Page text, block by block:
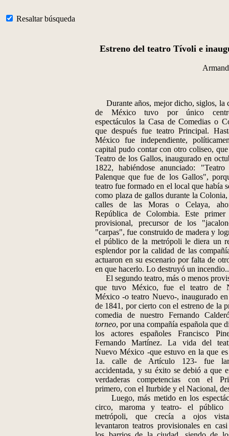
Resaltar búsqueda
Estreno del teatro Tívoli e
Durante años, mejor dicho, siglos, la
de México tuvo por único
espectáculos la Casa de Comedias o
que después fue teatro Principal.
México fue independiente,
capital pudo contar con otro coliseo,
Teatro de los Gallos, inaugurado en
1822, habiéndose anunciado:
Palenque que fue de los Gallos",
teatro fue formado en el local que había
como plaza de gallos durante la Colonia,
calles de las Moras o Celaya,
República de Colombia. Este primer
provisional, precursor de los
"carpas", fue construido de madera y
el público de la metrópoli le diera un
esplendor por la calidad de las
actuaron en su escenario por falta de
en que hacerlo. Lo destruyó un
El segundo teatro, más o menos
que tuvo México, fue el teatro de
México -o teatro Nuevo-, inaugurado
de 1841, por cierto con el estreno de la
comedia de nuestro Fernando
torneo, por una compañía española que
los actores españoles Francisco
Fernando Martínez. La vida del
Nuevo México -que estuvo en la que es
1a. calle de Artículo 123- fue
accidentada, y su éxito se debió a que
verdaderas competencias con el
primero, con el Iturbide y el Nacional,
Luego, más metido en los
circo, maroma y teatro- el público
metrópoli, que crecía a ojos
levantaron teatros provisionales en